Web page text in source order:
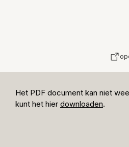
Het PDF document kan niet
kunt het hier downloaden.